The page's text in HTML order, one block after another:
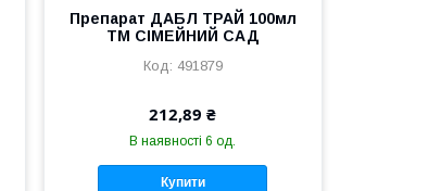
Препарат ДАБЛ ТРАЙ 100мл
ТМ СІМЕЙНИЙ САД
491879
212,89 ₴
В наявності 6 од.
Купити